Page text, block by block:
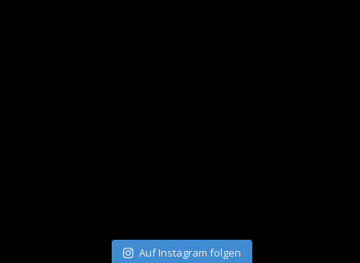
Auf Instagram folgen